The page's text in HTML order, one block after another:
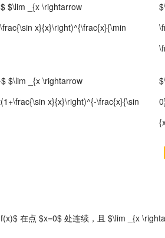
$\lim _{x \rightarrow
x}{x}\right)^{\frac{x}{\min
$\lim _{x \rightarrow
x}{x}\right)^{-\frac{x}{\sin
在点 $x=0$ 处连续，且 $\lim _{x